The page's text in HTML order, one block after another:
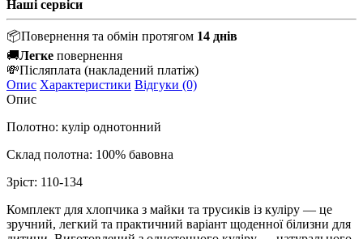
Наші сервіси
📦Повернення та обмін протягом 14 днів
🚚Легке повернення
💸Післяплата (накладений платіж)
Опис Характеристики Відгуки (0)
Опис
Полотно: кулір однотонний
Склад полотна: 100% бавовна
Зріст: 110-134
Комплект для хлопчика з майки та трусиків із куліру — це
зручний, легкий та практичний варіант щоденної білизни для